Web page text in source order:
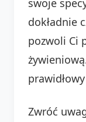
dokładnie
pozwoli Ci
Zwróć